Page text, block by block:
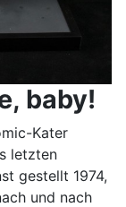
baby!
Kater
letzten
gestellt 1974,
und nach